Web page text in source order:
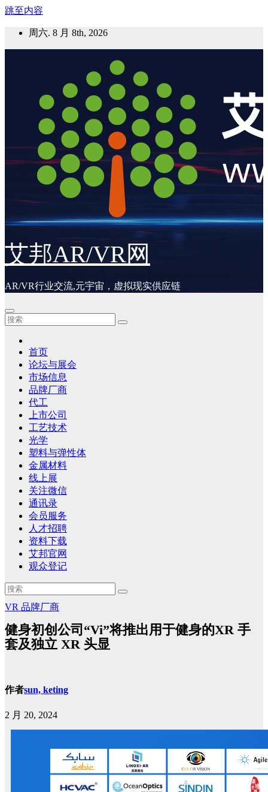
跳至内容
周六. 8 月 8th, 2026
艾邦AR/VR网
AR/VR行业交流,元宇宙，虚拟现实供应链
首页
论坛与展会
市场信息
品牌厂商
代工
上市公司
工艺技术
光学
塑料与弹性体
金属材料
线上展
关注微信
通讯录
会员服务
人才招聘
资料下载
艾邦官网
观众登记
VR 品牌厂商
健身初创公司“Vi”将推出用于健身的XR 手
套及独立 XR 头显
作者sun, keting
2 月 20, 2024